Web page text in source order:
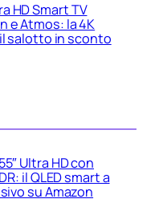
HD Smart TV
e Atmos: la 4K
salotto in sconto
Ultra HD con
il QLED smart a
su Amazon